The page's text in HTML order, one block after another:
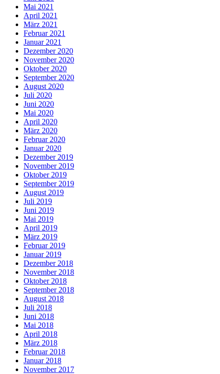
Mai 2021
April 2021
März 2021
Februar 2021
Januar 2021
Dezember 2020
November 2020
Oktober 2020
September 2020
August 2020
Juli 2020
Juni 2020
Mai 2020
April 2020
März 2020
Februar 2020
Januar 2020
Dezember 2019
November 2019
Oktober 2019
September 2019
August 2019
Juli 2019
Juni 2019
Mai 2019
April 2019
März 2019
Februar 2019
Januar 2019
Dezember 2018
November 2018
Oktober 2018
September 2018
August 2018
Juli 2018
Juni 2018
Mai 2018
April 2018
März 2018
Februar 2018
Januar 2018
November 2017